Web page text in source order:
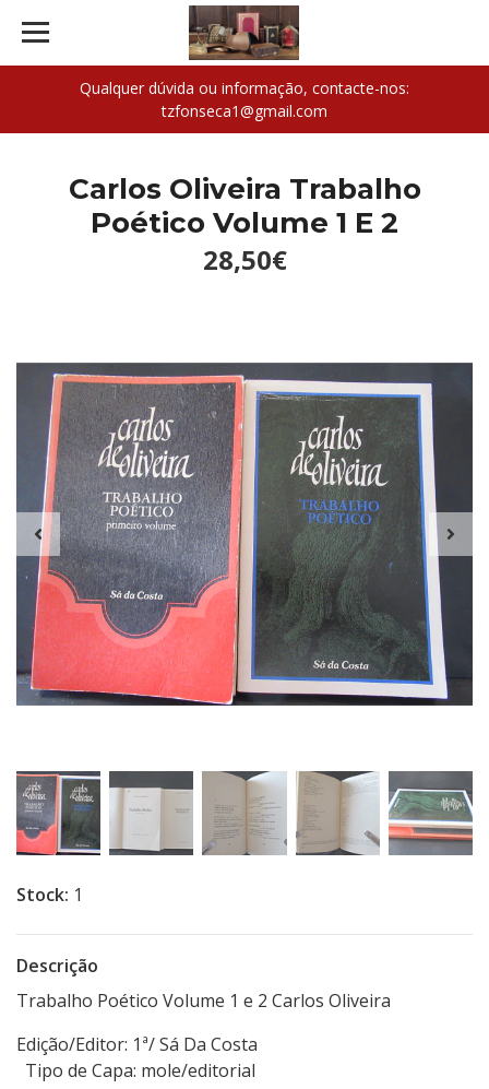
Qualquer dúvida ou informação, contacte-nos:
tzfonseca1@gmail.com
Carlos Oliveira Trabalho
Poético Volume 1 E 2
28,50€
Stock: 1
Descrição
Trabalho Poético Volume 1 e 2 Carlos Oliveira
Edição/Editor: 1ª/ Sá Da Costa
Tipo de Capa: mole/editorial